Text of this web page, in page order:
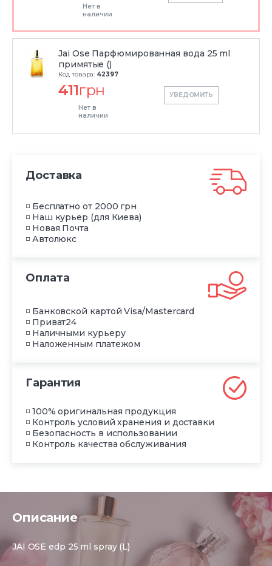
Нет в
наличии
Jai Ose Парфюмированная вода 25 ml
примятые ()
Код товара: 42397
411грн
Нет в
наличии
УВЕДОМИТЬ
Доставка
◽ Бесплатно от 2000 грн
◽ Наш курьер (для Киева)
◽ Новая Почта
◽ Автолюкс
Оплата
◽ Банковской картой Visa/Mastercard
◽ Приват24
◽ Наличными курьеру
◽ Наложенным платежом
Гарантия
◽ 100% оригинальная продукция
◽ Контроль условий хранения и доставки
◽ Безопасность в использовании
◽ Контроль качества обслуживания
Описание
JAI OSE edp 25 ml spray (L)